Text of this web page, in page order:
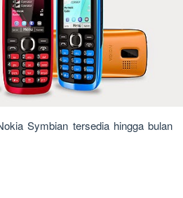
Symbian tersedia hingga bulan